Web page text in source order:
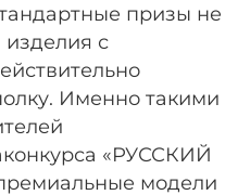
призы не
с
Именно такими
«РУССКИЙ
модели